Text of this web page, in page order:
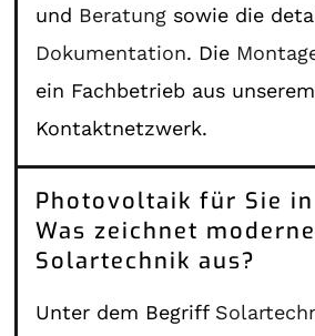
und Beratung sowie die
Dokumentation. Die
ein Fachbetrieb aus
Kontaktnetzwerk.
Photovoltaik für Sie
Was zeichnet moderne
Solartechnik aus?
Unter dem Begriff